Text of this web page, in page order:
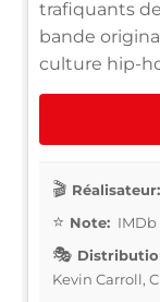
trafiquants
bande
culture hip-
Réalisateur:
Note: IMDb
Kevin Carroll,